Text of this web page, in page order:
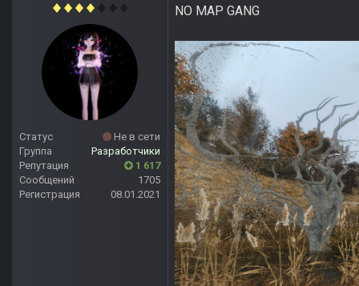
Статус
Не в сети
Группа
Разработчики
Репутация
1 617
Сообщений
1705
Регистрация
08.01.2021
NO MAP GANG